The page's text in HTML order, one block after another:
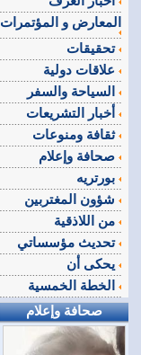
المعارض و المؤتمرات
تحقيقات
ثقافة ومنوعات
تحديث مؤسساتي
صحافة وإعلام